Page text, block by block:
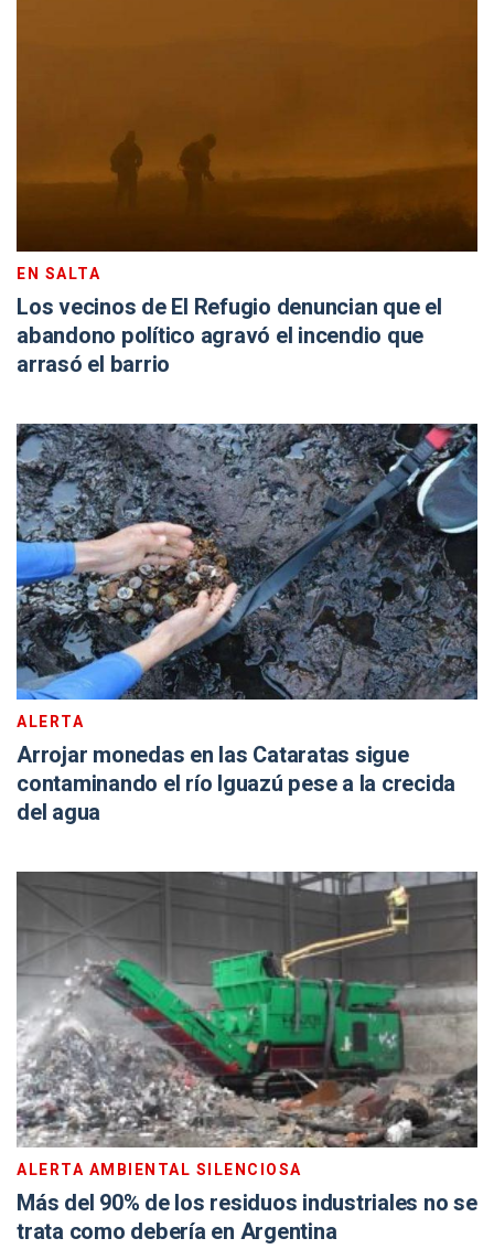
EN SALTA
Los vecinos de El Refugio denuncian que el
abandono político agravó el incendio que
arrasó el barrio
ALERTA
Arrojar monedas en las Cataratas sigue
contaminando el río Iguazú pese a la crecida
del agua
ALERTA AMBIENTAL SILENCIOSA
Más del 90% de los residuos industriales no se
trata como debería en Argentina